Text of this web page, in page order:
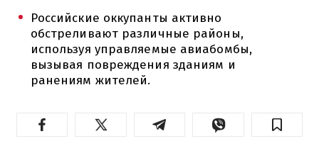
Российские оккупанты активно
обстреливают различные районы,
используя управляемые авиабомбы,
вызывая повреждения зданиям и
ранениям жителей.